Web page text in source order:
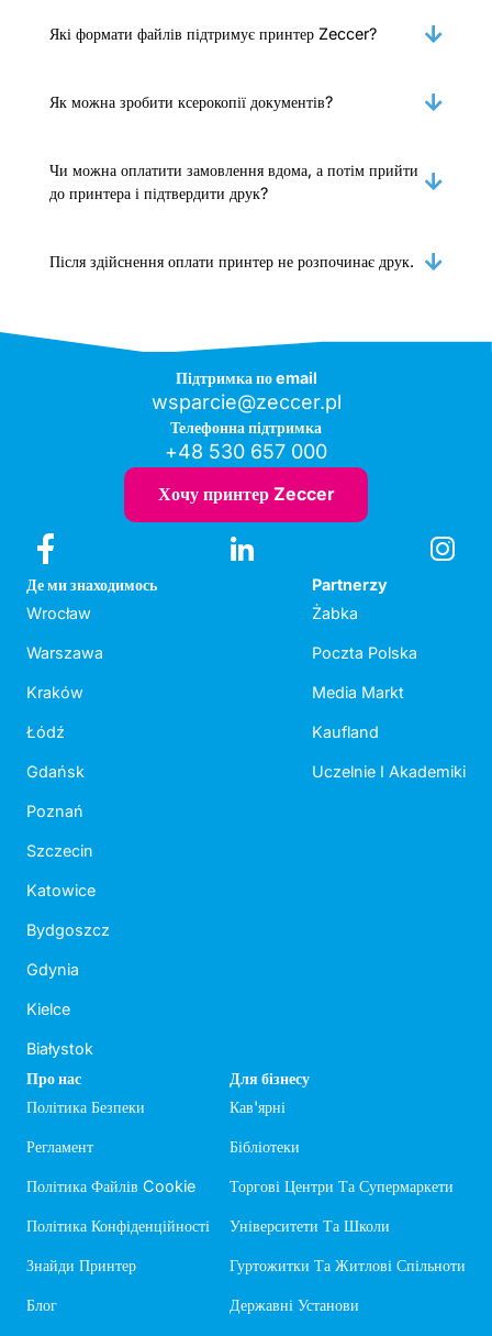
Які формати файлів підтримує принтер Zeccer?
Як можна зробити ксерокопії документів?
Чи можна оплатити замовлення вдома, а потім прийти
до принтера і підтвердити друк?
Після здійснення оплати принтер не розпочинає друк.
Підтримка по email
wsparcie@zeccer.pl
Телефонна підтримка
+48 530 657 000
Хочу принтер Zeccer
Де ми знаходимось
Wrocław
Warszawa
Kraków
Łódź
Gdańsk
Poznań
Szczecin
Katowice
Bydgoszcz
Gdynia
Kielce
Białystok
Partnerzy
Żabka
Poczta Polska
Media Markt
Kaufland
Uczelnie I Akademiki
Про нас
Політика Безпеки
Регламент
Політика Файлів Cookie
Політика Конфіденційності
Знайди Принтер
Блог
Для бізнесу
Кав'ярні
Бібліотеки
Торгові Центри Та Супермаркети
Університети Та Школи
Гуртожитки Та Житлові Спільноти
Державні Установи